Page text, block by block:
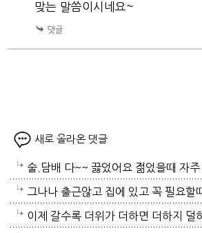
맞는 말씀이시네요~
새로 올라온 댓글
술.담배 다~~ 끓었어요 젊었을때 자주
가? 나이먹어서 생고생중 입니다 ㅠㅠ
그나나 출근않고 집에 있고 꼭 필요할
컨 켜고 있으니 그나마 잘견디고 있네
이제 갈수록 더위가 더하면 더하지 덜